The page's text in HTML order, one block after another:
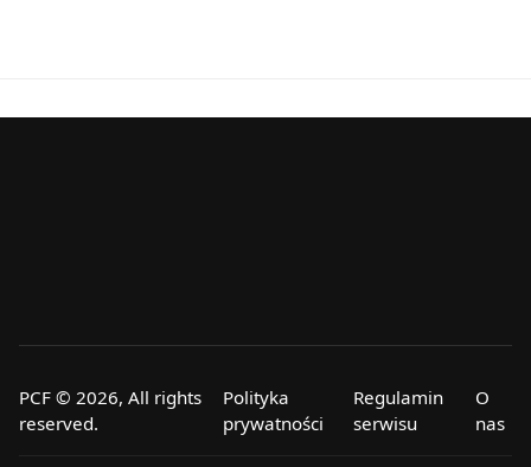
PCF © 2026, All rights
reserved.
Polityka
prywatności
Regulamin
serwisu
O
nas